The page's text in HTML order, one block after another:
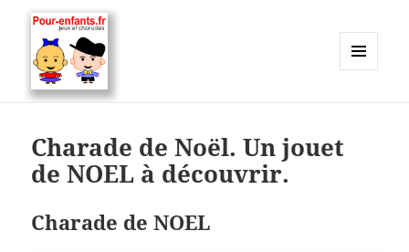
devinettes, pour enfants.
Charade de Noël. Un jouet
de NOEL à découvrir.
Charade de NOEL